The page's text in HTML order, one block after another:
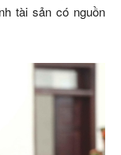
tài sản có nguồn